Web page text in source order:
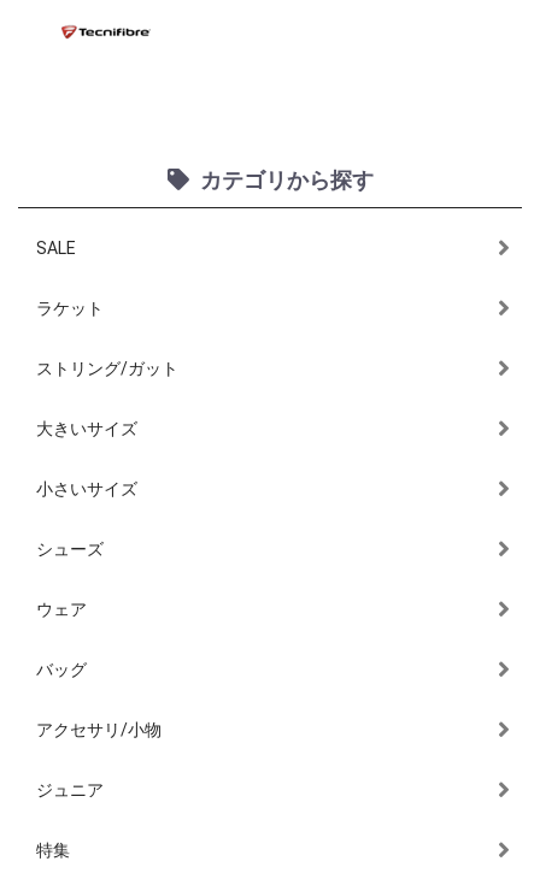
カテゴリから探す
SALE
ラケット
ストリング/ガット
大きいサイズ
小さいサイズ
シューズ
ウェア
バッグ
アクセサリ/小物
ジュニア
特集